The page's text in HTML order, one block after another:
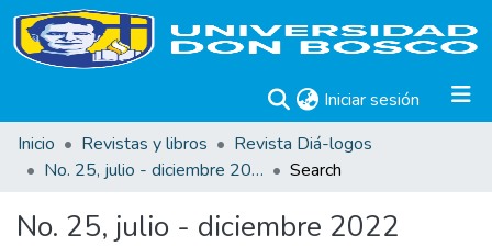
Iniciar sesión (current)
Inicio
Revistas y libros
Revista Diá-logos
No. 25, julio - diciembre 2022
Search
No. 25, julio - diciembre 2022